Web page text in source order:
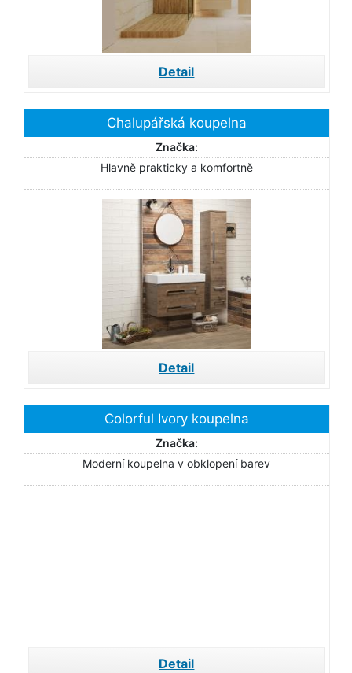
Detail
Chalupářská koupelna
Značka:
Hlavně prakticky a komfortně
Detail
Colorful Ivory koupelna
Značka:
Moderní koupelna v obklopení barev
Detail